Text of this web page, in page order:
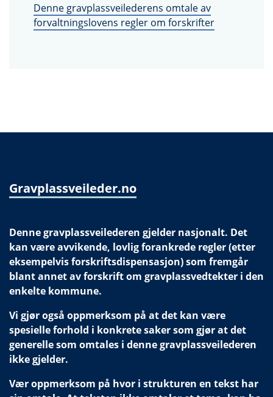
Denne gravplassveilederens omtale av
forvaltningslovens regler om forskrifter
Gravplassveileder.no
Denne gravplassveilederen gjelder nasjonalt. Det
kan være avvikende, lovlig forankrede regler (etter
eksempelvis forskriftsdispensasjon) som fremgår
blant annet av forskrift om gravplassvedtekter i den
enkelte kommune.
Vi gjør også oppmerksom på at det kan være
spesielle forhold i konkrete saker som gjør at det
generelle som omtales i denne gravplassveilederen
ikke gjelder.
Vær oppmerksom på hvor i strukturen en tekst har